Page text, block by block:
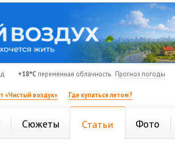
+18°C переменная облачность Прогноз погоды
«Чистый воздух» Где купаться летом?
Сюжеты Статьи Фото